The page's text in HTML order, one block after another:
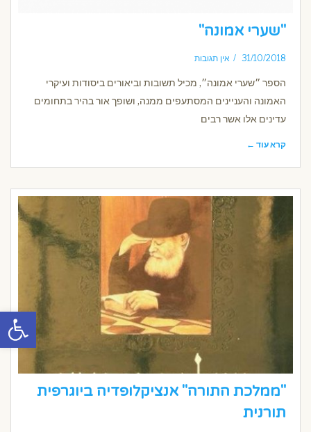
פתח
"שערי אמונה"
31/10/2018 אין תגובות
הספר ״שערי אמונה״, מכיל תשובות וביאורים ביסודות ועיקרי
האמונה והעניינים המסתעפים ממנה, ושופך אור בהיר בתחומים
עדינים אלו אשר רבים
קרא עוד ←
"ממלכת התורה" אנציקלופדיה ביוגרפית
תורנית